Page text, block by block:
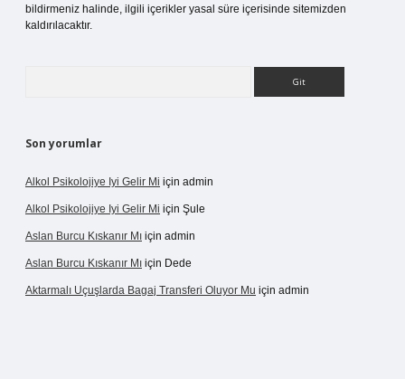
bildirmeniz halinde, ilgili içerikler yasal süre içerisinde sitemizden
kaldırılacaktır.
Son yorumlar
Alkol Psikolojiye Iyi Gelir Mi için admin
Alkol Psikolojiye Iyi Gelir Mi için Şule
Aslan Burcu Kıskanır Mı için admin
Aslan Burcu Kıskanır Mı için Dede
Aktarmalı Uçuşlarda Bagaj Transferi Oluyor Mu için admin